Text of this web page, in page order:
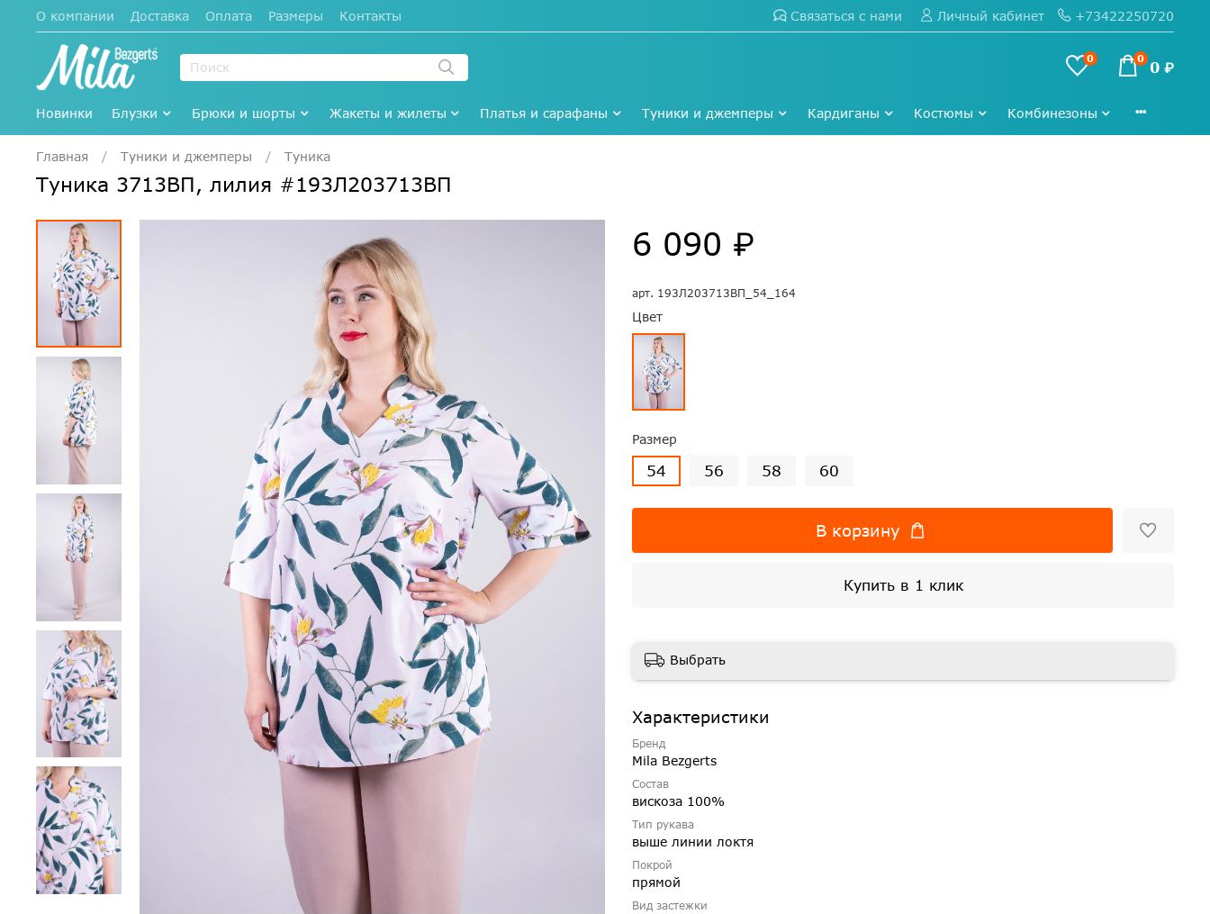
О компании Доставка Оплата Размеры Контакты Связаться с нами Личный кабинет +73422250720
0 0 0 ₽
Новинки Блузки Брюки и шорты Жакеты и жилеты Платья и сарафаны Туники и джемперы Кардиганы Костюмы Комбинезоны
Главная Туники и джемперы Туника
Туника 3713ВП, лилия #193Л203713ВП
арт. 193Л203713ВП_54_164
Цвет
Размер
54 56 58 60
6 090 ₽
В корзину
Купить в 1 клик
Выбрать
Характеристики
Бренд
Mila Bezgerts
Состав
вискоза 100%
Тип рукава
выше линии локтя
Покрой
прямой
Вид застежки